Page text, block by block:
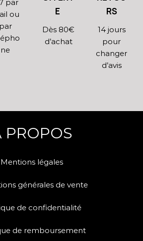
par
ou
par
ne
E
Dès 80€
d’achat
RS
14 jours
pour
changer
d’avis
PROPOS
Mentions légales
générales de vente
de confidentialité
de remboursement